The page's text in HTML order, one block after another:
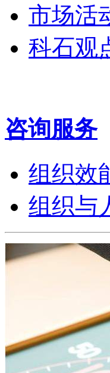
市场活
科石观
咨询服务
组织效
组织与